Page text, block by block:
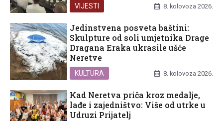
VIJESTI 8. kolovoza 2026.
Jedinstvena posveta baštini:
Skulpture od soli umjetnika Drage
Dragana Eraka ukrasile ušće
Neretve
KULTURA 8. kolovoza 2026.
Kad Neretva priča kroz medalje,
lađe i zajedništvo: Više od utrke u
Udruzi Prijatelj